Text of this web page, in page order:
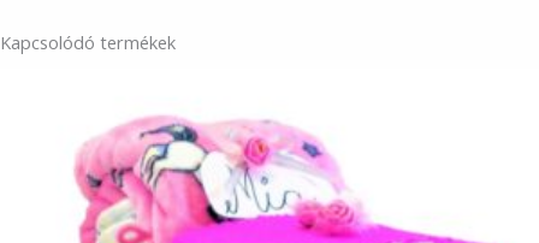
Kapcsolódó termékek